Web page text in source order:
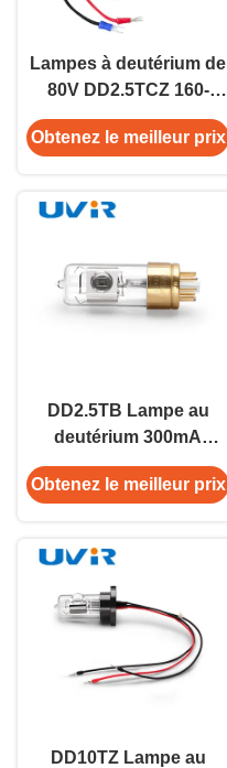
Lampes à deutérium de
80V DD2.5TCZ 160-
400nm Tubes à quartz
Durée de vie 2500h
Obtenez le meilleur prix
DD2.5TB Lampe au
deutérium 300mA
Quartz à base
métallique
Obtenez le meilleur prix
DD10TZ Lampe au